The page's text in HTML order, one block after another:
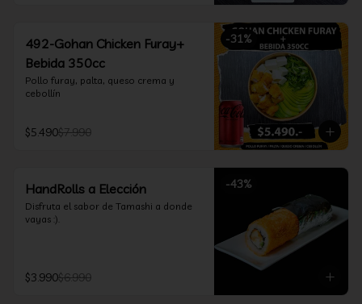
-31%
492-Gohan Chicken Furay+
Bebida 350cc
Pollo furay, palta, queso crema y
cebollín
$5.490$7.990
-43%
HandRolls a Elección
Disfruta el sabor de Tamashi a donde
vayas :).
$3.990$6.990